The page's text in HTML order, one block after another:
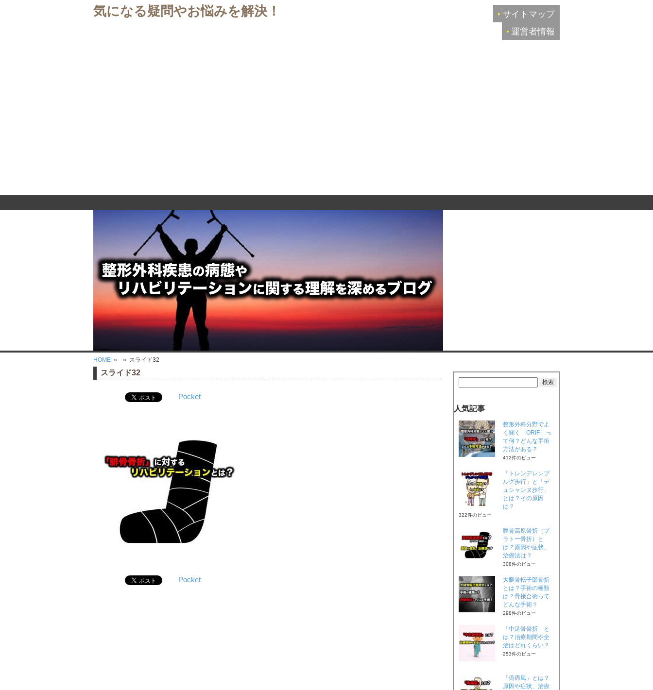
気になる疑問やお悩みを解決！
サイトマップ
運営者情報
HOME » » スライド32
スライド32
Pocket
Pocket
人気記事
整形外科分野でよ
く聞く「ORIF」っ
て何？どんな手術
方法がある？
412件のビュー
「トレンデレンブ
ルグ歩行」と「デ
ュシャンヌ歩行」
とは？その原因
は？
322件のビュー
脛骨高原骨折（プ
ラトー骨折）と
は？原因や症状、
治療法は？
308件のビュー
大腿骨転子部骨折
とは？手術の種類
は？骨接合術って
どんな手術？
298件のビュー
「中足骨骨折」と
は？治療期間や全
治はどれくらい？
253件のビュー
「偽痛風」とは？
原因や症状、治療